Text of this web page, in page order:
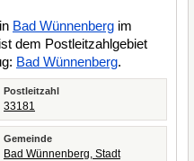
Bad Wünnenberg im
dem Postleitzahlgebiet
Bad Wünnenberg.
Postleitzahl
33181
Gemeinde
Bad Wünnenberg, Stadt